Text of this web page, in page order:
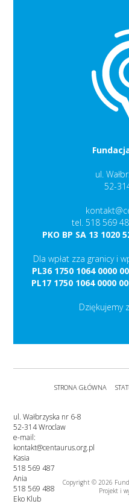
ul.
52-
tel. 518 569
PKO BP SA 13 1020
Dla wpłat zza granicy i
PL36 1750 1064 0000
PL17 1750 1064 0000
Dziękujemy
ul. Wałbrzyska nr 6-8
52-314 Wroclaw
e-mail:
kontakt@centaurus.org.pl
Kasia
518 569 487
Ania
518 569 488
Eko Klub
Copyright © 2026
Projekt i
STRONA GŁÓWNA